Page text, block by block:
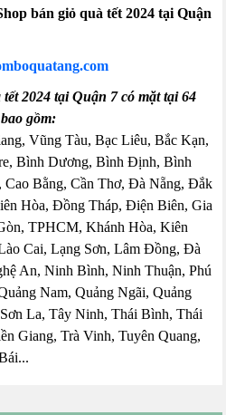
bán giỏ quà tết 2024 tại Quận
2024 tại Quận 7 có mặt tại 64
gồm:
Vũng Tàu, Bạc Liêu, Bắc Kạn,
Bình Dương, Bình Định, Bình
Cao Bằng, Cần Thơ, Đà Nẵng, Đắk
Hòa, Đồng Tháp, Điện Biên, Gia
TPHCM, Khánh Hòa, Kiên
Cai, Lạng Sơn, Lâm Đồng, Đà
An, Ninh Bình, Ninh Thuận, Phú
Nam, Quảng Ngãi, Quảng
La, Tây Ninh, Thái Bình, Thái
Giang, Trà Vinh, Tuyên Quang,